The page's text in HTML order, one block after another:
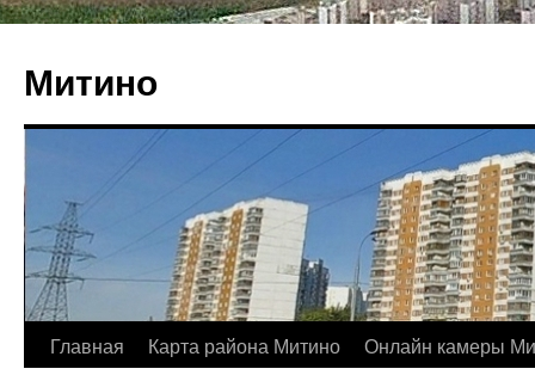
Митино
Главная Карта района Митино Онлайн камеры